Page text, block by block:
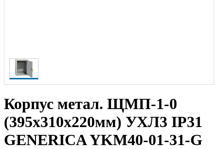
Корпус метал. ЩМП-1-0
(395х310х220мм) УХЛ3 IP31
GENERICA YKM40-01-31-G